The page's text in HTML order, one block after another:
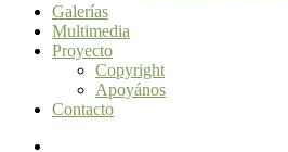
Galerías
Multimedia
Proyecto
Copyright
Apoyános
Contacto